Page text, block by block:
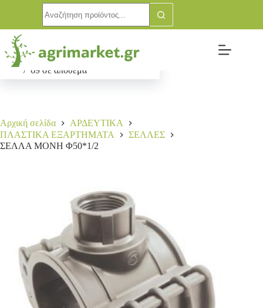
ΣΕΛΛΑ ΜΟΝΗ Φ50*1/2
1,60€
69 σε απόθεμα
Αγορά
Αρχική σελίδα
ΑΡΔΕΥΤΙΚΑ
ΠΛΑΣΤΙΚΑ ΕΞΑΡΤΗΜΑΤΑ
ΣΕΛΛΕΣ
ΣΕΛΛΑ ΜΟΝΗ Φ50*1/2